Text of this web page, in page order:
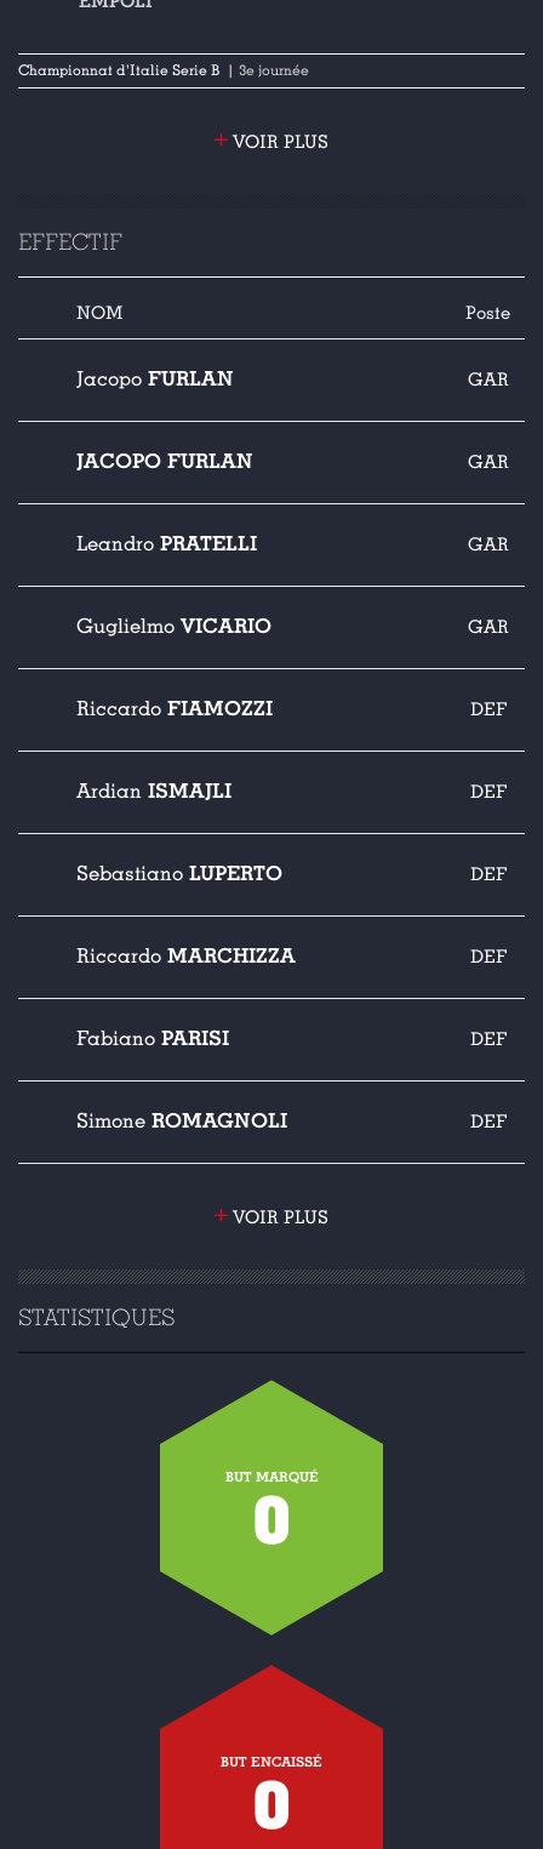
Championnat d'Italie Serie B | 3e journée
+ VOIR PLUS
EFFECTIF
NOM Poste
Jacopo FURLAN GAR
JACOPO FURLAN GAR
Leandro PRATELLI GAR
Guglielmo VICARIO GAR
Riccardo FIAMOZZI DEF
Ardian ISMAJLI DEF
Sebastiano LUPERTO DEF
Riccardo MARCHIZZA DEF
Fabiano PARISI DEF
Simone ROMAGNOLI DEF
+ VOIR PLUS
STATISTIQUES
BUT MARQUÉ
0
BUT ENCAISSÉ
0